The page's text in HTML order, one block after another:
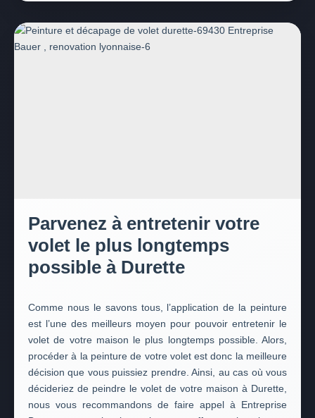
Parvenez à entretenir votre
volet le plus longtemps
possible à Durette
Comme nous le savons tous, l’application de la peinture
est l’une des meilleurs moyen pour pouvoir entretenir le
volet de votre maison le plus longtemps possible. Alors,
procéder à la peinture de votre volet est donc la meilleure
décision que vous puissiez prendre. Ainsi, au cas où vous
décideriez de peindre le volet de votre maison à Durette,
nous vous recommandons de faire appel à Entreprise